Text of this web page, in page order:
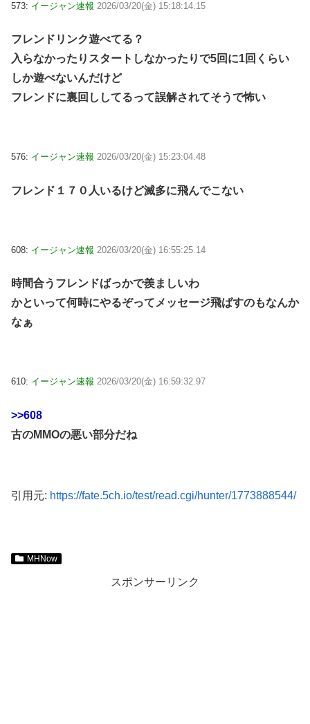
573: イージャン速報 2026/03/20(金) 15:18:14.15
フレンドリンク遊べてる？
入らなかったりスタートしなかったりで5回に1回くらい
しか遊べないんだけど
フレンドに裏回ししてるって誤解されてそうで怖い
576: イージャン速報 2026/03/20(金) 15:23:04.48
フレンド１７０人いるけど滅多に飛んでこない
608: イージャン速報 2026/03/20(金) 16:55:25.14
時間合うフレンドばっかで羨ましいわ
かといって何時にやるぞってメッセージ飛ばすのもなんか
なぁ
610: イージャン速報 2026/03/20(金) 16:59:32.97
>>608
古のMMOの悪い部分だね
引用元: https://fate.5ch.io/test/read.cgi/hunter/1773888544/
MHNow
スポンサーリンク